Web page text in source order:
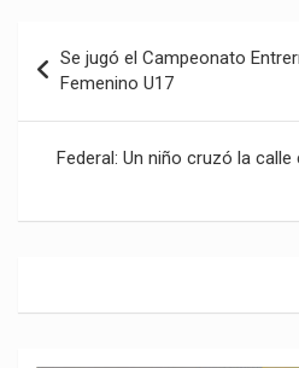
de
entradas
Se jugó el Campeonato
Femenino U17
Federal: Un niño cruzó la